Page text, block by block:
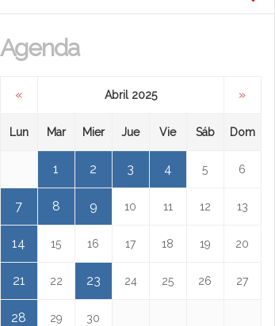
Agenda
« Abril 2025 »
Lun Mar Mier Jue Vie Sáb Dom
1 2 3 4 5 6
7 8 9 10 11 12 13
14 15 16 17 18 19 20
21 22 23 24 25 26 27
28 29 30